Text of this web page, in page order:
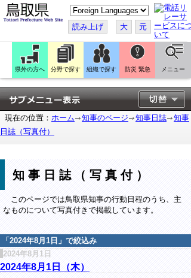
こ
の
ペ
ー
ジ
翻
訳
す
る
読み上げ 大 元
県外の方へ 分野で探す 組織で探す 防災 緊急 メニュー
現在の位置： ホーム 知事のページ 知事日誌
知事
日誌（写真付）
知事日誌（写真付）
このページでは鳥取県知事の行動日程のうち、主
なものについて写真付きで掲載しています。
「 2024年8月1日 」で絞込み
2024年8月1日
2024年8月1日（木）